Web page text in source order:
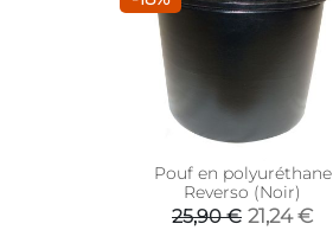
Pouf en polyuréthane
Reverso (Noir)
25,90 € 21,24 €